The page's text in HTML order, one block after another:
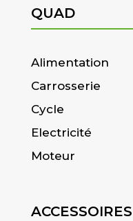
QUAD
Alimentation
Carrosserie
Cycle
Electricité
Moteur
ACCESSOIRES